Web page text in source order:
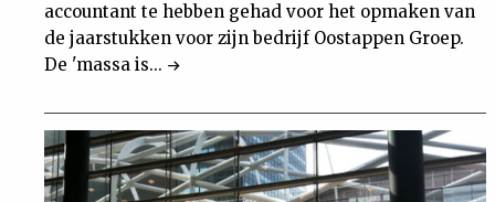
accountant te hebben gehad voor het opmaken van
de jaarstukken voor zijn bedrijf Oostappen Groep.
De 'massa is...